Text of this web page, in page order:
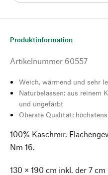
Produktinformation
Artikelnummer 60557
Weich, wärmend und sehr
Naturbelassen: aus reinem
und ungefärbt
Oberste Qualität:
100% Kaschmir.
Nm 16.
130 × 190 cm inkl. der 7